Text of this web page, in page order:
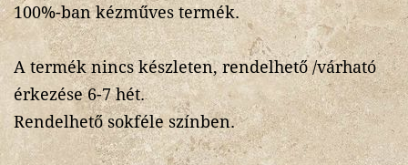
100%-ban kézműves termék.
A termék nincs készleten, rendelhető /várható
érkezése 6-7 hét.
Rendelhető sokféle színben.